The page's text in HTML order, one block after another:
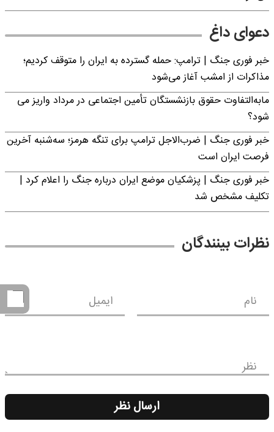
دعوای داغ
خبر فوری جنگ | ترامپ: حمله گسترده به ایران را متوقف کردیم؛
مذاکرات از امشب آغاز می‌شود
مابه‌التفاوت حقوق بازنشستگان تأمین اجتماعی در مرداد واریز می
شود؟
خبر فوری جنگ | ضرب‌الاجل ترامپ برای تنگه هرمز؛ سه‌شنبه آخرین
فرصت ایران است
خبر فوری جنگ | پزشکیان موضع ایران درباره جنگ را اعلام کرد |
تکلیف مشخص شد
نظرات بینندگان
نام ایمیل
نظر
ارسال نظر